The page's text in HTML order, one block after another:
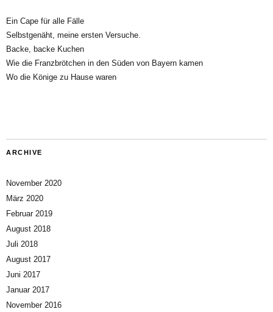
Ein Cape für alle Fälle
Selbstgenäht, meine ersten Versuche.
Backe, backe Kuchen
Wie die Franzbrötchen in den Süden von Bayern kamen
Wo die Könige zu Hause waren
ARCHIVE
November 2020
März 2020
Februar 2019
August 2018
Juli 2018
August 2017
Juni 2017
Januar 2017
November 2016